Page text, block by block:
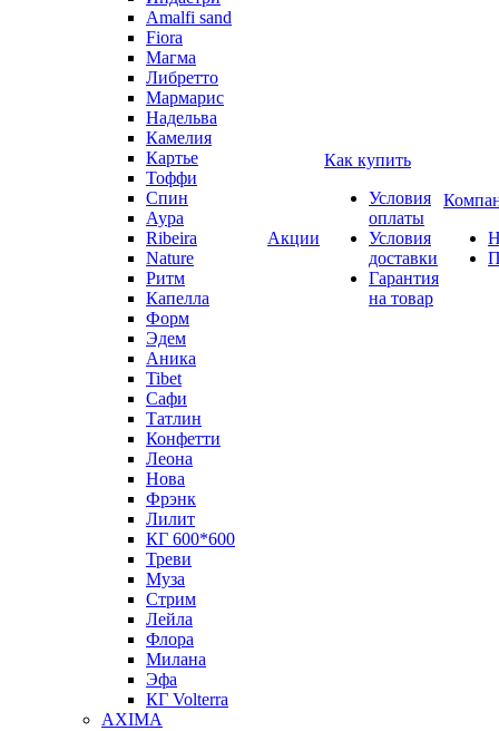
Amalfi sand
Fiora
Магма
Либретто
Мармарис
Надельва
Камелия
Картье
Тоффи
Спин
Аура
Ribeira
Nature
Ритм
Капелла
Форм
Эдем
Аника
Tibet
Сафи
Татлин
Конфетти
Леона
Нова
Фрэнк
Лилит
КГ 600*600
Треви
Муза
Стрим
Лейла
Флора
Милана
Эфа
КГ Volterra
AXIMA
Акции
Как купить
Условия
оплаты
Условия
доставки
Гарантия
на товар